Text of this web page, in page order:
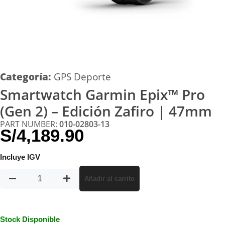
Categoría: GPS Deporte
Smartwatch Garmin Epix™ Pro
(Gen 2) – Edición Zafiro | 47mm
PART NUMBER: 010-02803-13
S/4,189.90
Incluye IGV
Añadir al carrito
Stock Disponible